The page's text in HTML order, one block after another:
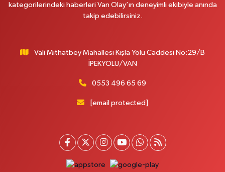
0 (432) 217 11 10
Süphan Mahallesi, İpekyolu Caddesi No:283 G Edremit Van
Yol Tarifi Al
Serhat Mahallesi, Cumhuriyet Bulvarı No:137 E İpekyolu Van
Gevaş Eczanesi
kategorilerindeki haberleri Van Olay’ın deneyimli ekibiyle anında
takip edebilirsiniz.
Vali Mithatbey Mahallesi Kışla Yolu Caddesi No:29/B
İPEKYOLU/VAN
0553 496 65 69
[email protected]